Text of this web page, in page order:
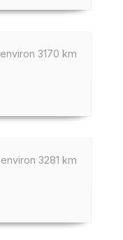
environ 3170 km
environ 3281 km